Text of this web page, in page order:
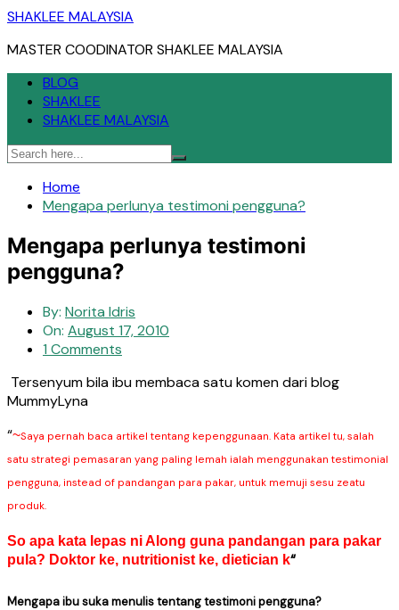
Skip
content
SHAKLEE MALAYSIA
MASTER COODINATOR SHAKLEE MALAYSIA
BLOG
SHAKLEE
SHAKLEE MALAYSIA
Home
Mengapa perlunya testimoni pengguna?
Mengapa perlunya testimoni
pengguna?
By: Norita Idris
On: August 17, 2010
1 Comments
Tersenyum bila ibu membaca satu komen dari blog
MummyLyna
“~Saya pernah baca artikel tentang kepenggunaan. Kata artikel tu, salah
satu strategi pemasaran yang paling lemah ialah menggunakan testimonial
pengguna, instead of pandangan para pakar, untuk memuji sesu zeatu
produk.
So apa kata lepas ni Along guna pandangan para pakar
pula? Doktor ke, nutritionist ke, dietician k“
Mengapa ibu suka menulis tentang testimoni pengguna?